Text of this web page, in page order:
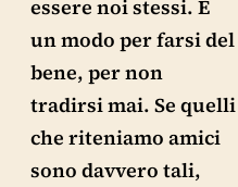
essere noi stessi. È
un modo per farsi del
bene, per non
tradirsi mai. Se quelli
che riteniamo amici
sono davvero tali,